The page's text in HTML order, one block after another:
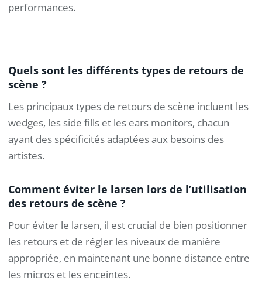
performances.
Quels sont les différents types de retours de
scène ?
Les principaux types de retours de scène incluent les
wedges, les side fills et les ears monitors, chacun
ayant des spécificités adaptées aux besoins des
artistes.
Comment éviter le larsen lors de l’utilisation
des retours de scène ?
Pour éviter le larsen, il est crucial de bien positionner
les retours et de régler les niveaux de manière
appropriée, en maintenant une bonne distance entre
les micros et les enceintes.